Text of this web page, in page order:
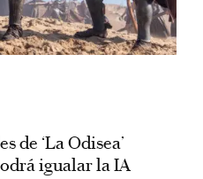
de ‘La Odisea’
igualar la IA